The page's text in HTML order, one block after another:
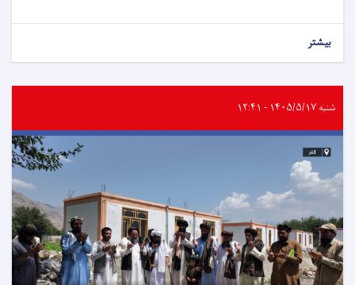
بیشتر
شنبه ۱۴۰۵/۵/۱۷ - ۱۲:۴۱